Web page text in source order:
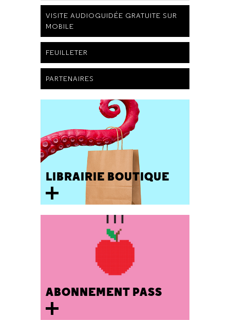
VISITE AUDIOGUIDÉE GRATUITE SUR
MOBILE
FEUILLETER
PARTENAIRES
LIBRAIRIE BOUTIQUE
ABONNEMENT PASS